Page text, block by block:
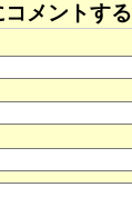
コメントする